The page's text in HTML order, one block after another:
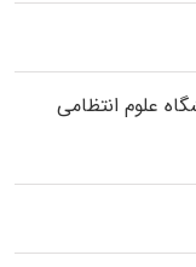
ﻋﻠﻮم انتظامی